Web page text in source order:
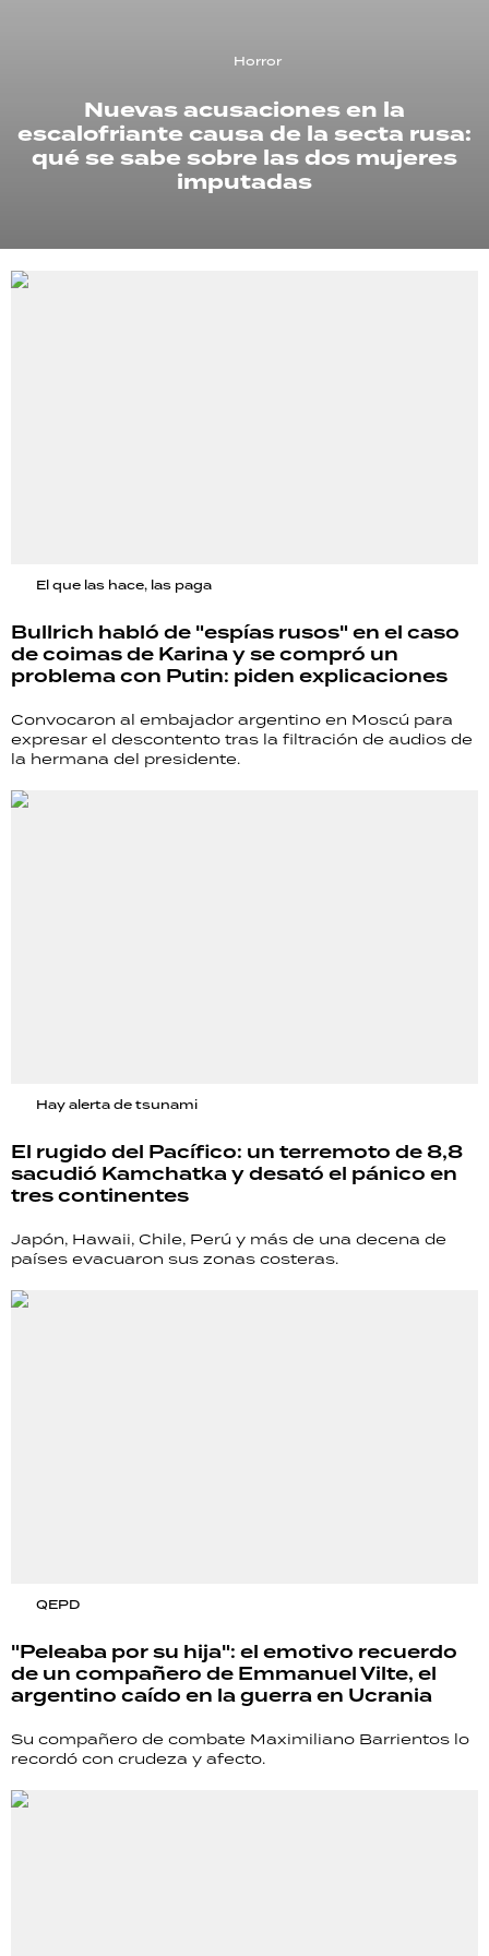
Horror
Nuevas acusaciones en la
escalofriante causa de la secta rusa:
qué se sabe sobre las dos mujeres
imputadas
El que las hace, las paga
Bullrich habló de "espías rusos" en el caso
de coimas de Karina y se compró un
problema con Putin: piden explicaciones
Convocaron al embajador argentino en Moscú para
expresar el descontento tras la filtración de audios de
la hermana del presidente.
Hay alerta de tsunami
El rugido del Pacífico: un terremoto de 8,8
sacudió Kamchatka y desató el pánico en
tres continentes
Japón, Hawaii, Chile, Perú y más de una decena de
países evacuaron sus zonas costeras.
QEPD
"Peleaba por su hija": el emotivo recuerdo
de un compañero de Emmanuel Vilte, el
argentino caído en la guerra en Ucrania
Su compañero de combate Maximiliano Barrientos lo
recordó con crudeza y afecto.
RECETAS
PALABRAS